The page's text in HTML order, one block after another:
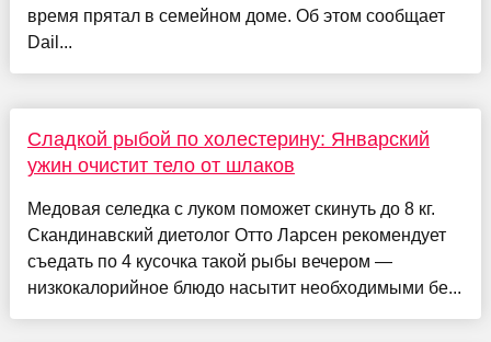
время прятал в семейном доме. Об этом сообщает
Dail...
Сладкой рыбой по холестерину: Январский
ужин очистит тело от шлаков
Медовая селедка с луком поможет скинуть до 8 кг.
Скандинавский диетолог Отто Ларсен рекомендует
съедать по 4 кусочка такой рыбы вечером —
низкокалорийное блюдо насытит необходимыми бе...